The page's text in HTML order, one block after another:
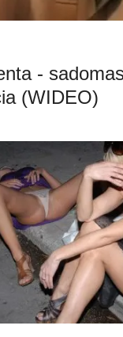
-
(WIDEO)